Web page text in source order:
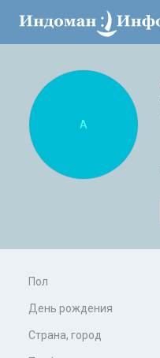
A
Пол
День рождения
Страна, город